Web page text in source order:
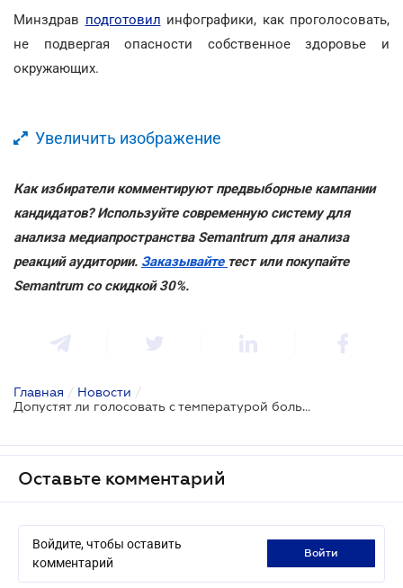
Минздрав подготовил инфографики, как проголосовать,
не подвергая опасности собственное здоровье и
окружающих.
Увеличить изображение
Как избиратели комментируют предвыборные кампании
кандидатов? Используйте современную систему для
анализа медиапространства Semantrum для анализа
реакций аудитории. Заказывайте тест или покупайте
Semantrum со скидкой 30%.
Главная / Новости /
Допустят ли голосовать с температурой больше 37, 2 и другие правила от Минздрава
Оставьте комментарий
Войдите, чтобы оставить
комментарий
войти